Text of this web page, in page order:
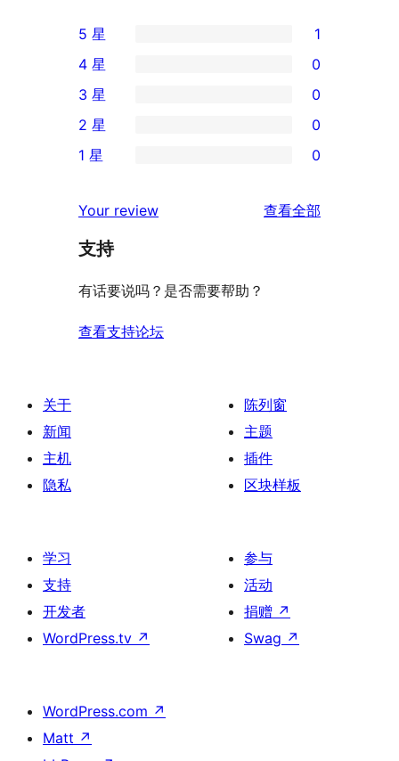
1
条
5
星
评
5 星 1
条
4
星
价
4 星 0
0
条
3
评
价
3 星 0
条
星
评
2 星 0
1
星
价
1 星 0
Your review 查看全部
支持
有话要说吗？是否需要帮助？
查看支持论坛
关于
新闻
主机
隐私
陈列窗
主题
插件
区块样板
学习
支持
开发者
WordPress.tv ↗
参与
活动
捐赠 ↗
Swag ↗
WordPress.com ↗
Matt ↗